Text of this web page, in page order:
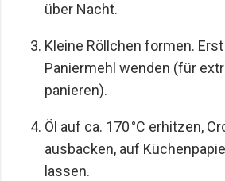
über Nacht.
Kleine Röllchen formen. Erst
Paniermehl wenden (für
panieren).
Öl auf ca. 170 °C erhitzen,
ausbacken, auf
lassen.